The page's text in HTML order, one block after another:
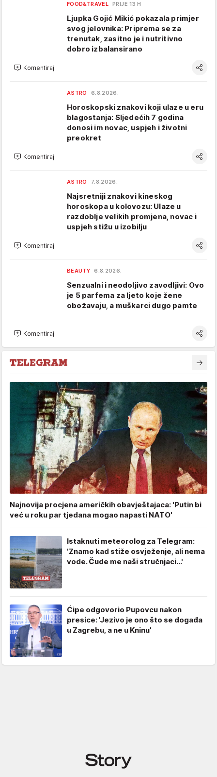
FOOD&TRAVEL PRIJE 13 H
Ljupka Gojić Mikić pokazala primjer
svog jelovnika: Priprema se za
trenutak, zasitno je i nutritivno
dobro izbalansirano
Komentiraj
ASTRO 6.8.2026.
Horoskopski znakovi koji ulaze u eru
blagostanja: Sljedećih 7 godina
donosi im novac, uspjeh i životni
preokret
Komentiraj
ASTRO 7.8.2026.
Najsretniji znakovi kineskog
horoskopa u kolovozu: Ulaze u
razdoblje velikih promjena, novac i
uspjeh stižu u izobilju
Komentiraj
BEAUTY 6.8.2026.
Senzualni i neodoljivo zavodljivi: Ovo
je 5 parfema za ljeto koje žene
obožavaju, a muškarci dugo pamte
Komentiraj
Najnovija procjena američkih obavještajaca: 'Putin bi
već u roku par tjedana mogao napasti NATO'
Istaknuti meteorolog za Telegram:
'Znamo kad stiže osvježenje, ali nema
vode. Čude me naši stručnjaci...'
Ćipe odgovorio Pupovcu nakon
presice: 'Jezivo je ono što se događa
u Zagrebu, a ne u Kninu'